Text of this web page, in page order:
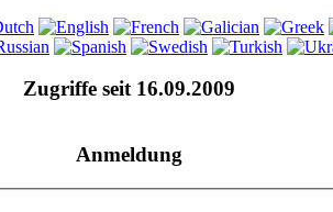
Zugriffe seit 16.09.2009
Anmeldung